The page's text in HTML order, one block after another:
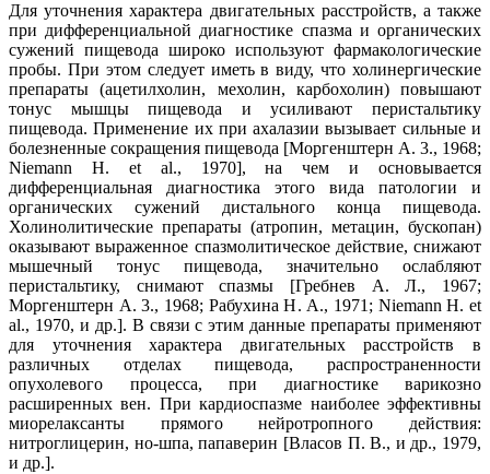
Для уточнения характера двигательных расстройств, а также
при дифференциальной диагностике спазма и органических
сужений пищевода широко используют фармакологические
пробы. При этом следует иметь в виду, что холинергические
препараты (ацетилхолин, мехолин, карбохолин) повышают
тонус мышцы пищевода и усиливают перистальтику
пищевода. Применение их при ахалазии вызывает сильные и
болезненные сокращения пищевода [Моргенштерн А. 3., 1968;
Niemann H. et al., 1970], на чем и основывается
дифференциальная диагностика этого вида патологии и
органических сужений дистального конца пищевода.
Холинолитические препараты (атропин, метацин, бускопан)
оказывают выраженное спазмолитическое действие, снижают
мышечный тонус пищевода, значительно ослабляют
перистальтику, снимают спазмы [Гребнев А. Л., 1967;
Моргенштерн А. 3., 1968; Рабухина Н. А., 1971; Niemann H. et
al., 1970, и др.]. В связи с этим данные препараты применяют
для уточнения характера двигательных расстройств в
различных отделах пищевода, распространенности
опухолевого процесса, при диагностике варикозно
расширенных вен. При кардиоспазме наиболее эффективны
миорелаксанты прямого нейротропного действия:
нитроглицерин, но-шпа, папаверин [Власов П. В., и др., 1979,
и др.].